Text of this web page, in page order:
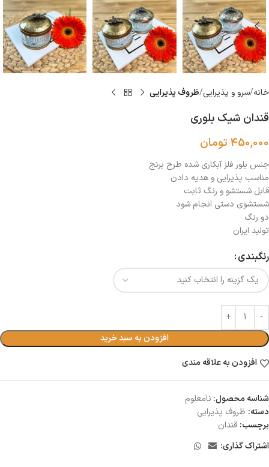
خانه سرو و پذيرايى ظروف پذيرايى
قندان شیک بلوری
450,000 تومان
جنس بلور فلز آبکاری شده طرح برنج
مناسب پذیرایی و هدیه دادن
قابل شستشو و رنگ ثابت
شستشوی دستی انجام شود
دو رنگ
تولید ایران
رنگبندی
افزودن به سبد خرید
افزودن به علاقه مندی
شناسه محصول: نامعلوم
دسته: ظروف پذيرايى
برچسب: قندان
اشتراک گذاری: